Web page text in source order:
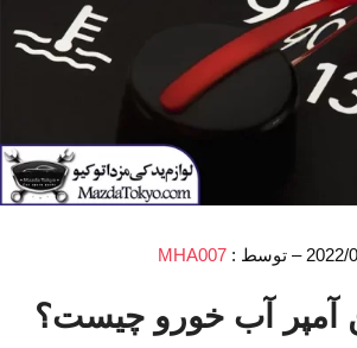
MHA007
آمپر آب خورو چیست؟